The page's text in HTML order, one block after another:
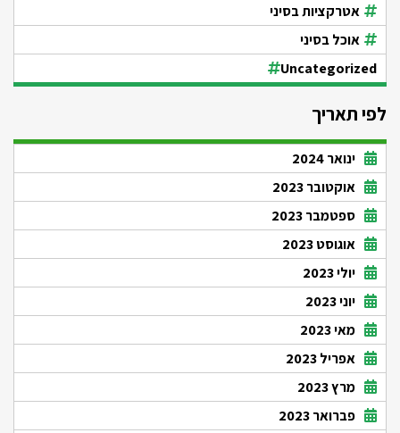
אטרקציות בסיני
אוכל בסיני
Uncategorized
לפי תאריך
ינואר 2024
אוקטובר 2023
ספטמבר 2023
אוגוסט 2023
יולי 2023
יוני 2023
מאי 2023
אפריל 2023
מרץ 2023
פברואר 2023